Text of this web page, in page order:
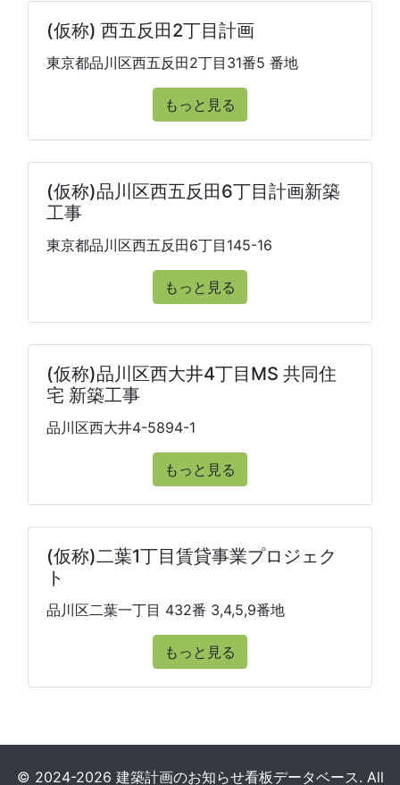
(仮称) 西五反田2丁目計画
東京都品川区西五反田2丁目31番5 番地
もっと見る
(仮称)品川区西五反田6丁目計画新築
工事
東京都品川区西五反田6丁目145-16
もっと見る
(仮称)品川区西大井4丁目MS 共同住
宅 新築工事
品川区西大井4-5894-1
もっと見る
(仮称)二葉1丁目賃貸事業プロジェク
ト
品川区二葉一丁目 432番 3,4,5,9番地
もっと見る
© 2024-2026 建築計画のお知らせ看板データベース. All